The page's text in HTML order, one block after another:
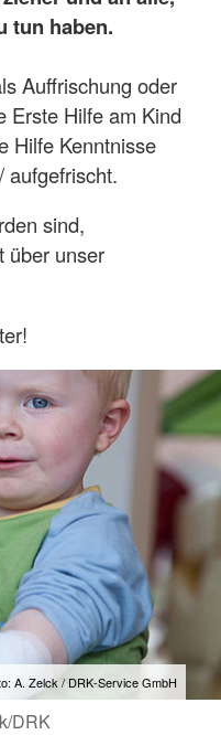
tun haben.
Auffrischung oder
Erste Hilfe am Kind
Hilfe Kenntnisse
aufgefrischt.
sind,
über unser
A. Zelck / DRK-Service GmbH
DRK